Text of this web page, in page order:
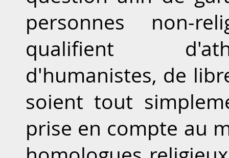
personnes non-
qualifient
d'humanistes, de
soient tout
prise en compte au